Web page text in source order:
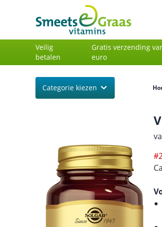
Veilig
betalen
Gratis verzending
euro
Categorie kiezen